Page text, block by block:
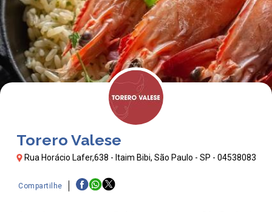
Torero Valese
Rua Horácio Lafer,638 - Itaim Bibi, São Paulo - SP - 04538083
Compartilhe